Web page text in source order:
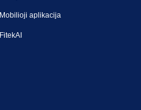
Mobilioji aplikacija
FitekAI